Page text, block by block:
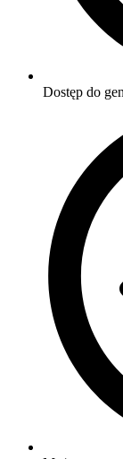
Dostęp do